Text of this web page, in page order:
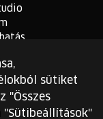
sütiket
"Összes
"Sütibeállítások"